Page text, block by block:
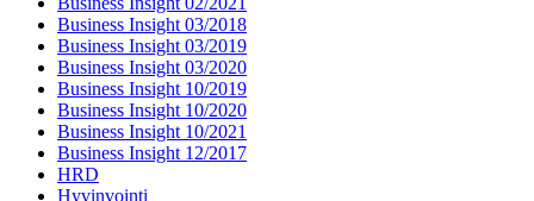
Business Insight 03/2018
Business Insight 03/2019
Business Insight 03/2020
Business Insight 10/2019
Business Insight 10/2020
Business Insight 10/2021
Business Insight 12/2017
HRD
Hyvinvointi